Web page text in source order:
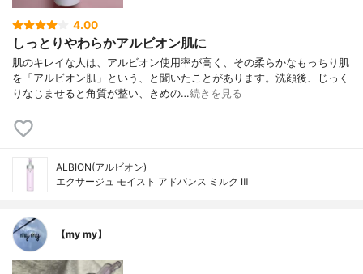
4.00
しっとりやわらかアルビオン肌に
肌のキレイな人は、アルビオン使用率が高く、その柔らかなもっちり肌
を「アルビオン肌」という、と聞いたことがあります。洗顔後、じっく
りなじませると角質が整い、きめの…続きを見る
ALBION(アルビオン)
エクサージュ モイスト アドバンス ミルク Ⅲ
【my my】